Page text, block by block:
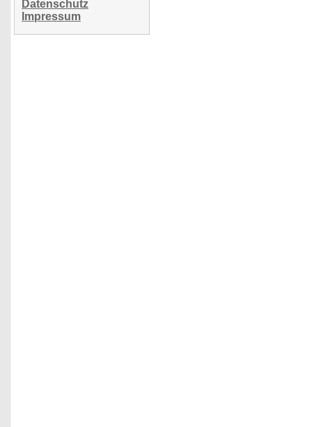
Datenschutz
Impressum